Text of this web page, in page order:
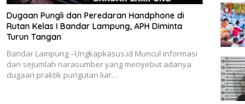
Dugaan Pungli dan Peredaran Handphone di
Rutan Kelas I Bandar Lampung, APH Diminta
Turun Tangan
Bandar Lampung –Ungkapkasus.id Muncul informasi
dari sejumlah narasumber yang menyebut adanya
dugaan praktik pungutan liar…